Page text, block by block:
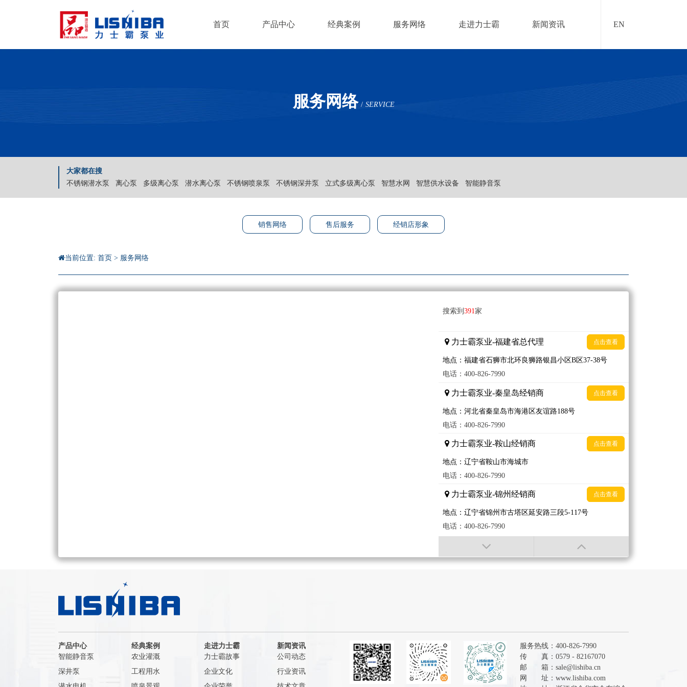
首页 产品中心 经典案例 服务网络 走进力士霸 新闻资讯 EN
服务网络 / SERVICE
大家都在搜
不锈钢潜水泵
离心泵 多级离心泵 潜水离心泵 不锈钢喷泉泵 不锈钢深井泵 立式多级离心泵 智慧水网 智慧供水设备 智能静音泵
销售网络 售后服务 经销店形象
当前位置: 首页 > 服务网络
搜索到 391家
力士霸泵业-福建省总代理 点击查看
地点：福建省石狮市北环良狮路银昌小区B区37-38号
电话：400-826-7990
力士霸泵业-秦皇岛经销商 点击查看
地点：河北省秦皇岛市海港区友谊路188号
电话：400-826-7990
力士霸泵业-鞍山经销商 点击查看
地点：辽宁省鞍山市海城市
电话：400-826-7990
力士霸泵业-锦州经销商 点击查看
地点：辽宁省锦州市古塔区延安路三段5-117号
电话：400-826-7990
力士霸泵业-临沂经销商
地点：山东省临汾市
力士霸泵业-保定经销商 点击查看
地点：河北省保定市北大街
电话：400-826-7990
产品中心
智能静音泵
深井泵
经典案例
农业灌溉
工程用水
走进力士霸
力士霸故事
企业文化
新闻资讯
公司动态
行业资讯
服务热线：400-826-7990
传 真：0579 - 82167070
邮 箱： sale@lishiba.cn
网 址： www.lishiba.com